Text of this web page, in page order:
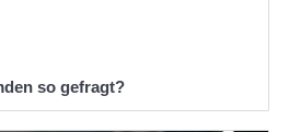
so gefragt?